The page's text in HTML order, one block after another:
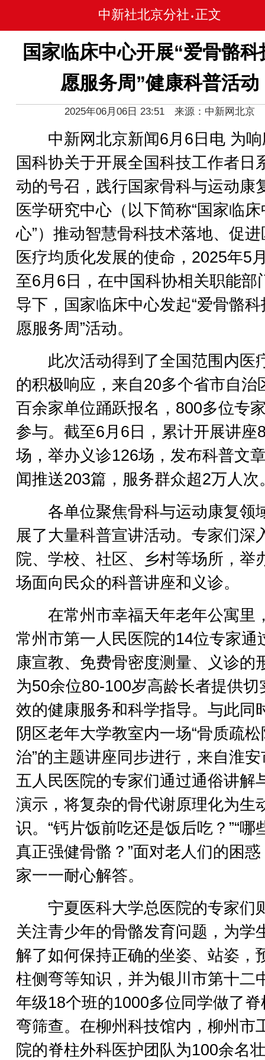
中新社北京分社 • 正文
国家临床中心开展“爱骨骼科
愿服务周”健康科普活动
2025年06月06日 23:51 来源：中新网北京
中新网北京新闻6月6日电 为响
国科协关于开展全国科技工作者日
动的号召，践行国家骨科与运动康
医学研究中心（以下简称“国家临床
心”）推动智慧骨科技术落地、促
医疗均质化发展的使命，2025年5
至6月6日，在中国科协相关职能部
导下，国家临床中心发起“爱骨骼
愿服务周”活动。
此次活动得到了全国范围内医
的积极响应，来自20多个省市自治
百余家单位踊跃报名，800多位专
参与。截至6月6日，累计开展讲座
场，举办义诊126场，发布科普文
闻推送203篇，服务群众超2万人次
各单位聚焦骨科与运动康复领
展了大量科普宣讲活动。专家们深
院、学校、社区、乡村等场所，举
场面向民众的科普讲座和义诊。
在常州市幸福天年老年公寓里
常州市第一人民医院的14位专家通
康宣教、免费骨密度测量、义诊的
为50余位80-100岁高龄长者提供切
效的健康服务和科学指导。与此同
阴区老年大学教室内一场“骨质疏松
治”的主题讲座同步进行，来自淮
五人民医院的专家们通过通俗讲解
演示，将复杂的骨代谢原理化为生
识。“钙片饭前吃还是饭后吃？”“哪
真正强健骨骼？”面对老人们的困
家一一耐心解答。
宁夏医科大学总医院的专家们
关注青少年的骨骼发育问题，为学
解了如何保持正确的坐姿、站姿，
柱侧弯等知识，并为银川市第十二
年级18个班的1000多位同学做了脊
弯筛查。在柳州科技馆内，柳州市
院的脊柱外科医护团队为100余名